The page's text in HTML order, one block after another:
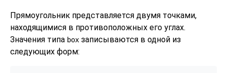
Прямоугольник представляется двумя точками,
находящимися в противоположных его углах.
Значения типа box записываются в одной из
следующих форм: